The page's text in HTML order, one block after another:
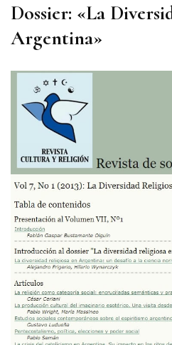
Dossier: «La
Argentina»